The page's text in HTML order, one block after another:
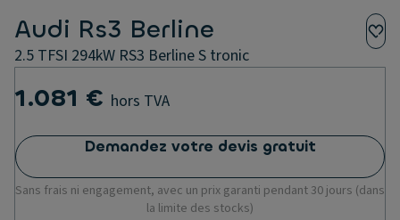
Audi Rs3 Berline
2.5 TFSI 294kW RS3 Berline S tronic
1.081 € hors TVA
Demandez votre devis gratuit
Sans frais ni engagement, avec un prix garanti pendant 30 jours (dans
la limite des stocks)